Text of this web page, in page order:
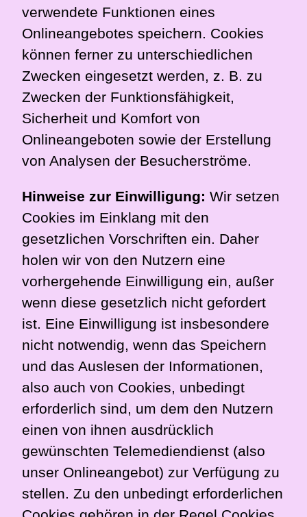
verwendete Funktionen eines
Onlineangebotes speichern. Cookies
können ferner zu unterschiedlichen
Zwecken eingesetzt werden, z. B. zu
Zwecken der Funktionsfähigkeit,
Sicherheit und Komfort von
Onlineangeboten sowie der Erstellung
von Analysen der Besucherströme.
Hinweise zur Einwilligung: Wir setzen
Cookies im Einklang mit den
gesetzlichen Vorschriften ein. Daher
holen wir von den Nutzern eine
vorhergehende Einwilligung ein, außer
wenn diese gesetzlich nicht gefordert
ist. Eine Einwilligung ist insbesondere
nicht notwendig, wenn das Speichern
und das Auslesen der Informationen,
also auch von Cookies, unbedingt
erforderlich sind, um dem den Nutzern
einen von ihnen ausdrücklich
gewünschten Telemediendienst (also
unser Onlineangebot) zur Verfügung zu
stellen. Zu den unbedingt erforderlichen